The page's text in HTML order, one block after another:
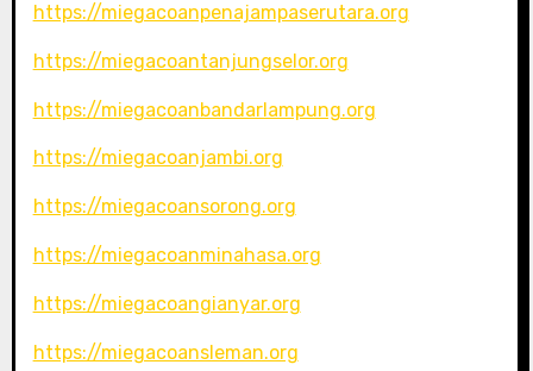
https://miegacoanpenajampaserutara.org
https://miegacoantanjungselor.org
https://miegacoanbandarlampung.org
https://miegacoanjambi.org
https://miegacoansorong.org
https://miegacoanminahasa.org
https://miegacoangianyar.org
https://miegacoansleman.org